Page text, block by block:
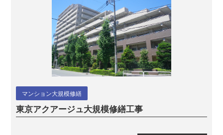
マンション大規模修繕
東京アクアージュ大規模修繕工事